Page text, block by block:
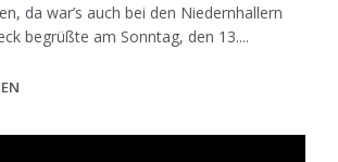
da war’s auch bei den Niedernhallern
begrüßte am Sonntag, den 13....